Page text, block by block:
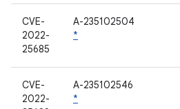
CVE-
2022-
25685
A-235102504
*
CVE-
2022-
A-235102546
*